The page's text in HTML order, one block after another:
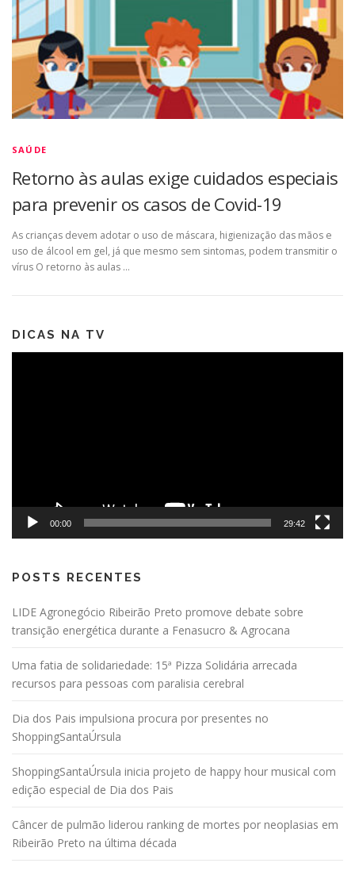
SAÚDE
Retorno às aulas exige cuidados especiais
para prevenir os casos de Covid-19
As crianças devem adotar o uso de máscara, higienização das mãos e
uso de álcool em gel, já que mesmo sem sintomas, podem transmitir o
vírus O retorno às aulas …
DICAS NA TV
00:00 29:42
POSTS RECENTES
LIDE Agronegócio Ribeirão Preto promove debate sobre
transição energética durante a Fenasucro & Agrocana
Uma fatia de solidariedade: 15ª Pizza Solidária arrecada
recursos para pessoas com paralisia cerebral
Dia dos Pais impulsiona procura por presentes no
ShoppingSantaÚrsula
ShoppingSantaÚrsula inicia projeto de happy hour musical com
edição especial de Dia dos Pais
Câncer de pulmão liderou ranking de mortes por neoplasias em
Ribeirão Preto na última década